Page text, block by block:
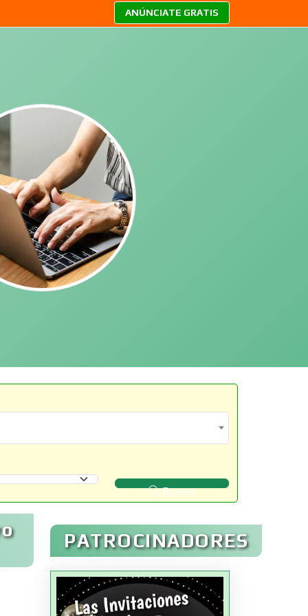
ANÚNCIATE GRATIS
Buscar
PATROCINADORES